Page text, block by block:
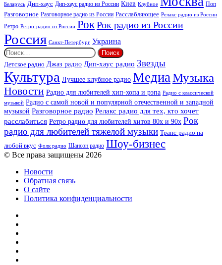
Беларусь Дип-хаус Дип-хаус радио из России Киев Клубное Поп
Разговорное Разговорное радио из России Расслабляющее Релакс радио из России
Ретро Ретро-радио из России РокРок радио из России
Россия Санкт-Петербург Украина
Найти:
Детское радио Джаз радио Дип-хаус радио Звезды
Культура Лучшее клубное радио МедиаМузыка
Новости Радио для любителей хип-хопа и рэпа Радио с классической
музыкой Радио с самой новой и популярной отечественной и западной
музыкой Разговорное радио Релакс радио для тех, кто хочет
расслабиться Ретро радио для любителей хитов 80х и 90х Рок
радио для любителей тяжелой музыки Транс-радио на
любой вкус Фолк радио Шансон радио Шоу-бизнес
© Все права защищены 2026
Новости
Обратная связь
О сайте
Политика конфиденциальности